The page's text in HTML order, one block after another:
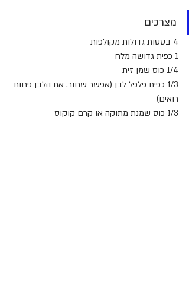
מצרכים
4 בטטות גדולות מקולפות
1 כפית גדושה מלח
1/4 כוס שמן זית
1/3 כפית פלפל לבן (אפשר שחור. את הלבן פחות
רואים)
1/3 כוס שמנת מתוקה או קרם קוקוס